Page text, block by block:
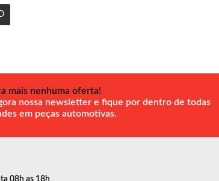
mais nenhuma oferta!
nossa newsletter e fique por dentro de todas
em peças automotivas.
08h as 18h